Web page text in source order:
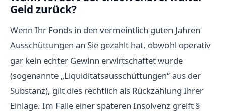
Geld zurück?
Wenn Ihr Fonds in den vermeintlich guten Jahren
Ausschüttungen an Sie gezahlt hat, obwohl operativ
gar kein echter Gewinn erwirtschaftet wurde
(sogenannte „Liquiditätsausschüttungen“ aus der
Substanz), gilt dies rechtlich als Rückzahlung Ihrer
Einlage. Im Falle einer späteren Insolvenz greift §